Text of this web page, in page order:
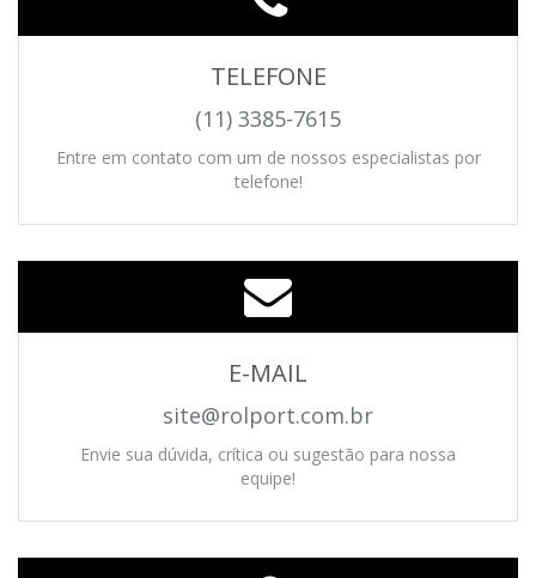
TELEFONE
(11) 3385-7615
Entre em contato com um de nossos especialistas por
telefone!
E-MAIL
site@rolport.com.br
Envie sua dúvida, crítica ou sugestão para nossa
equipe!